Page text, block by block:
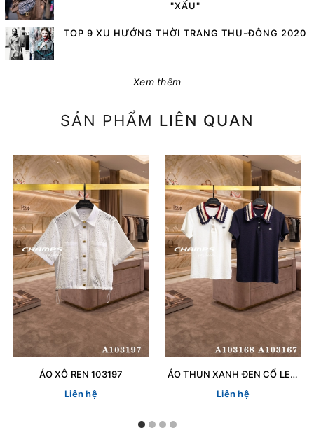
"XẤU"
TOP 9 XU HƯỚNG THỜI TRANG THU-ĐÔNG 2020
Xem thêm
SẢN PHẨM LIÊN QUAN
ÁO XÔ REN 103197
Liên hệ
ÁO THUN XANH ĐEN CỔ LEN 103167
Liên hệ